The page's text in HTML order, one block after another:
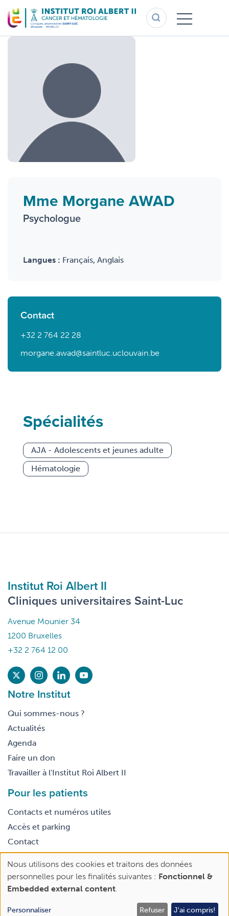
au
contenu
principal
Rendez-vous | 2e avis Faire un don
Mme Morgane AWAD
Psychologue
Langues : Français, Anglais
Spécialités
AJA - Adolescents et jeunes adulte
Hématologie
Contact
+32 2 764 22 28
morgane.awad@saintluc.uclouvain.be
Institut Roi Albert II
Cliniques universitaires Saint-Luc
Avenue Mounier 34
1200 Bruxelles
+32 2 764 12 00
Notre Institut
Qui sommes-nous ?
Actualités
Agenda
Faire un don
Travailler à l'Institut Roi Albert II
Pour les patients
Contacts et numéros utiles
Accès et parking
Contact
Footer
legal
Conditions générales d’utilisation
Use
of
personal
data
Nous utilisons des cookies et traitons des données
personnelles pour les finalités suivantes : Fonctionnel &
Embedded external content.
Personnaliser Refuser J'ai compris!